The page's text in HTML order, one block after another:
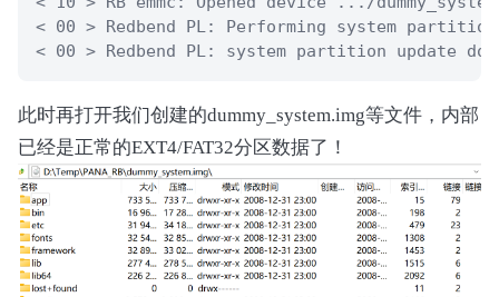
< 00 > Redbend PL: Performing system
< 00 > Redbend PL: system partition update
此时再打开我们创建的dummy_system.img等文件，内部
已经是正常的EXT4/FAT32分区数据了！